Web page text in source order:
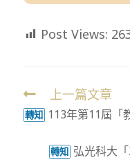
Post Views:
Read
more
上一篇文章
轉知 113年第11屆「
轉知 弘光科大